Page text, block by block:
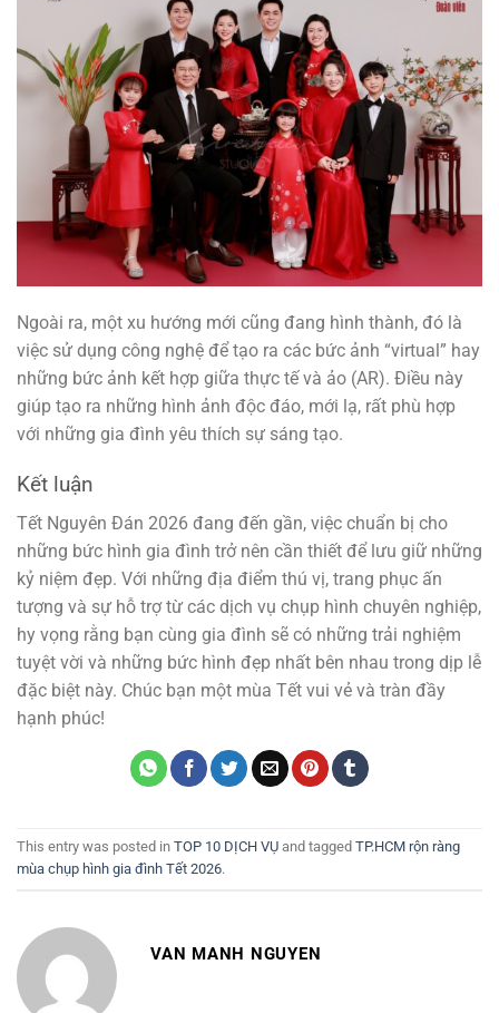
Ngoài ra, một xu hướng mới cũng đang hình thành, đó là
việc sử dụng công nghệ để tạo ra các bức ảnh “virtual” hay
những bức ảnh kết hợp giữa thực tế và ảo (AR). Điều này
giúp tạo ra những hình ảnh độc đáo, mới lạ, rất phù hợp
với những gia đình yêu thích sự sáng tạo.
Kết luận
Tết Nguyên Đán 2026 đang đến gần, việc chuẩn bị cho
những bức hình gia đình trở nên cần thiết để lưu giữ những
kỷ niệm đẹp. Với những địa điểm thú vị, trang phục ấn
tượng và sự hỗ trợ từ các dịch vụ chụp hình chuyên nghiệp,
hy vọng rằng bạn cùng gia đình sẽ có những trải nghiệm
tuyệt vời và những bức hình đẹp nhất bên nhau trong dịp lễ
đặc biệt này. Chúc bạn một mùa Tết vui vẻ và tràn đầy
hạnh phúc!
This entry was posted in TOP 10 DỊCH VỤ and tagged TP.HCM rộn ràng
mùa chụp hình gia đình Tết 2026.
VAN MANH NGUYEN